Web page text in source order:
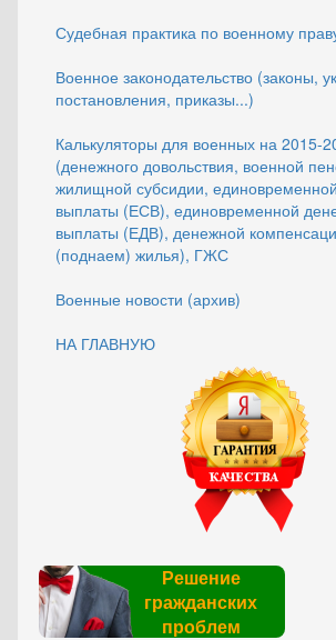
Судебная практика по военному
Военное законодательство (законы,
постановления, приказы...)
Калькуляторы для военных на 2015-
(денежного довольствия, военной
жилищной субсидии,
выплаты (ЕСВ), единовременной
выплаты (ЕДВ), денежной
(поднаем) жилья), ГЖС
Военные новости (архив)
НА ГЛАВНУЮ
Решение
гражданских
проблем